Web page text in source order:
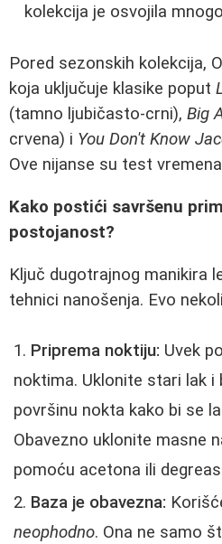
kolekcija je osvojila
Pored sezonskih kolekcija,
koja uključuje klasike poput
(tamno ljubičasto-crni), Big
crvena) i You Don't Know
Ove nijanse su test
Kako postići savršenu
postojanost?
Ključ dugotrajnog manikira
tehnici nanošenja. Evo
Priprema noktiju: Uvek
noktima. Uklonite stari lak i
površinu nokta kako bi se
Obavezno uklonite masne
pomoću acetona ili
Baza je obavezna:
neophodno. Ona ne samo